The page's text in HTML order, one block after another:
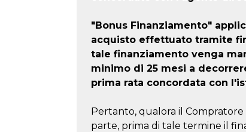
"Bonus Finanziamento"
acquisto effettuato tramite
tale finanziamento venga
minimo di 25 mesi a
prima rata concordata con
Pertanto, qualora il
parte, prima di tale termine il